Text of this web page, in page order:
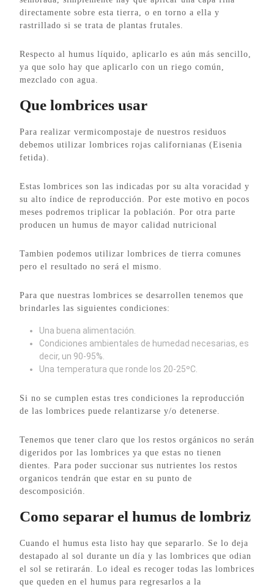
directamente sobre esta tierra, o en torno a ella y
rastrillado si se trata de plantas frutales.
Respecto al humus líquido, aplicarlo es aún más sencillo,
ya que solo hay que aplicarlo con un riego común,
mezclado con agua.
Que lombrices usar
Para realizar vermicompostaje de nuestros residuos
debemos utilizar lombrices rojas californianas (Eisenia
fetida).
Estas lombrices son las indicadas por su alta voracidad y
su alto índice de reproducción. Por este motivo en pocos
meses podremos triplicar la población. Por otra parte
producen un humus de mayor calidad nutricional
Tambien podemos utilizar lombrices de tierra comunes
pero el resultado no será el mismo.
Para que nuestras lombrices se desarrollen tenemos que
brindarles las siguientes condiciones:
Una buena alimentación.
Condiciones ambientales de humedad necesarias, es
decir, un 90-95%.
Una temperatura que ronde los 20-25ºC.
Si no se cumplen estas tres condiciones la reproducción
de las lombrices puede relantizarse y/o detenerse.
Tenemos que tener claro que los restos orgánicos no serán
digeridos por las lombrices ya que estas no tienen
dientes. Para poder succionar sus nutrientes los restos
organicos tendrán que estar en su punto de
descomposición.
Como separar el humus de lombriz
Cuando el humus esta listo hay que separarlo. Se lo deja
destapado al sol durante un día y las lombrices que odian
el sol se retirarán. Lo ideal es recoger todas las lombrices
que queden en el humus para regresarlos a la